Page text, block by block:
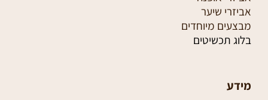
אביזרי שיער
מבצעים מיוחדים
בלוג תכשיטים
מידע